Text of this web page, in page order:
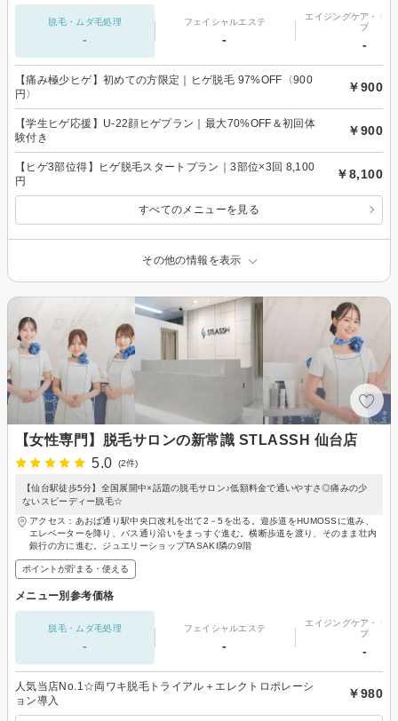
脱毛・ムダ毛処理
-
フェイシャルエステ
-
エイジングケア・リ
プ
-
【痛み極少ヒゲ】初めての方限定｜ヒゲ脱毛 97%OFF〈900
円〉
￥900
【学生ヒゲ応援】U-22顔ヒゲプラン｜最大70%OFF＆初回体
験付き
￥900
【ヒゲ3部位得】ヒゲ脱毛スタートプラン｜3部位×3回 8,100
円
￥8,100
すべてのメニューを見る
その他の情報を表示
【女性専門】脱毛サロンの新常識 STLASSH 仙台店
5.0
(2件)
【仙台駅徒歩5分】全国展開中×話題の脱毛サロン♪低額料金で通いやすさ◎痛みの少
ないスピーディー脱毛☆
アクセス：あおば通り駅中央口改札を出て2－5を出る。遊歩道をHUMOSSに進み、
エレベーターを降り、バス通り沿いをまっすぐ進む。横断歩道を渡り、そのまま壮内
銀行の方に進む。ジュエリーショップTASAKI隣の9階
ポイントが貯まる・使える
メニュー別参考価格
脱毛・ムダ毛処理
-
フェイシャルエステ
-
エイジングケア・リ
プ
-
人気当店No.1☆両ワキ脱毛トライアル＋エレクトロポレーシ
ョン導入
￥980